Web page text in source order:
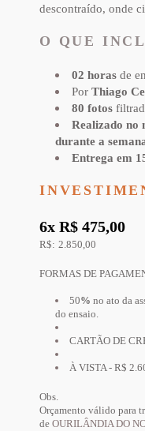
descontraído, onde
O QUE
02 horas de
Por Thiago
80 fotos
Realizado no
durante a
Entrega em
6x R$ 475,00
R$: 2.850,00
FORMAS DE
50% no ato da
do ensaio.
CARTÃO DE
À VISTA - R$
Obs.
Orçamento válido para
de OURILÂNDIA DO